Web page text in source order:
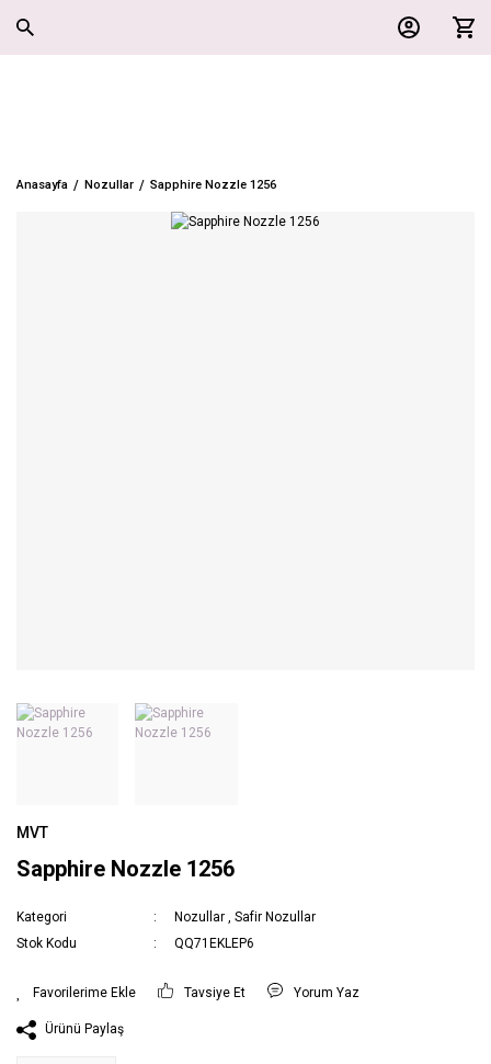
Anasayfa Nozullar Sapphire Nozzle 1256
MVT
Sapphire Nozzle 1256
Kategori Nozullar ,Safir Nozullar
Stok Kodu
QQ71EKLEP6
Tavsiye Et Yorum Yaz
Ürünü Paylaş